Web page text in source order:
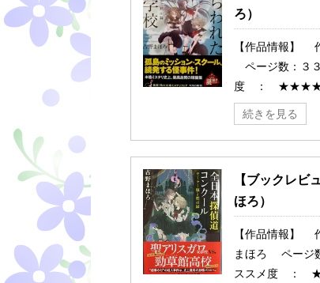
ろ）
【作品情報】
ページ数：３
度 ：
続きを見る
【ブックレビ
ほろ）
【作品情報】
まほろ ページ
ススメ度